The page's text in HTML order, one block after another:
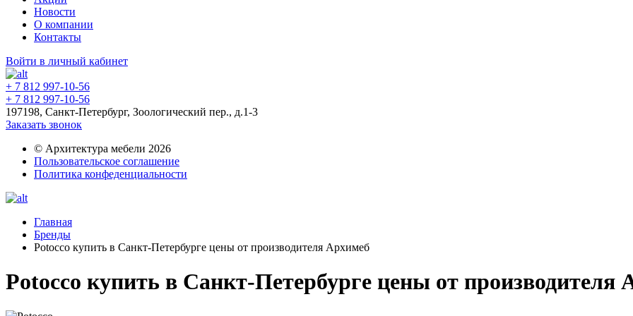
Новости
О компании
Контакты
Войти в личный кабинет
+ 7 812 997-10-56
+ 7 812 997-10-56
197198, Санкт-Петербург, Зоологический пер., д.1-3
Заказать звонок
© Архитектура мебели 2026
Пользовательское соглашение
Политика конфеденциальности
Главная
Бренды
Potocco купить в Санкт-Петербурге цены от производителя Архимеб
Potocco купить в Санкт-Петербурге цены от производителя